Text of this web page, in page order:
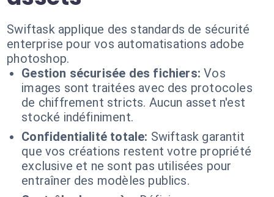
Swiftask applique des standards de sécurité
enterprise pour vos automatisations adobe
photoshop.
Gestion sécurisée des fichiers: Vos
images sont traitées avec des protocoles
de chiffrement stricts. Aucun asset n'est
stocké indéfiniment.
Confidentialité totale: Swiftask garantit
que vos créations restent votre propriété
exclusive et ne sont pas utilisées pour
entraîner des modèles publics.